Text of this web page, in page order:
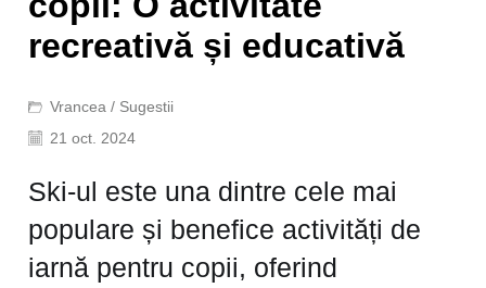
recreativă și educativă
Vrancea / Sugestii
21 oct. 2024
Ski-ul este una dintre cele mai
populare și benefice activități de
iarnă pentru copii, oferind